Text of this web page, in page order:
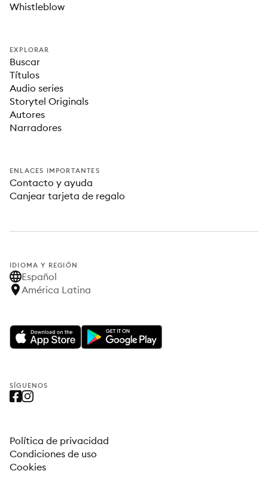
Whistleblow
EXPLORAR
Buscar
Títulos
Audio series
Storytel Originals
Autores
Narradores
ENLACES IMPORTANTES
Contacto y ayuda
Canjear tarjeta de regalo
IDIOMA Y REGIÓN
Español
América Latina
SÍGUENOS
Política de privacidad
Condiciones de uso
Cookies